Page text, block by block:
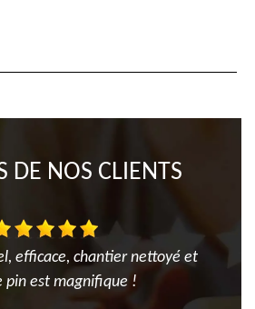
DE NOS CLIENTS
efficace, chantier nettoyé et
pin est magnifique !